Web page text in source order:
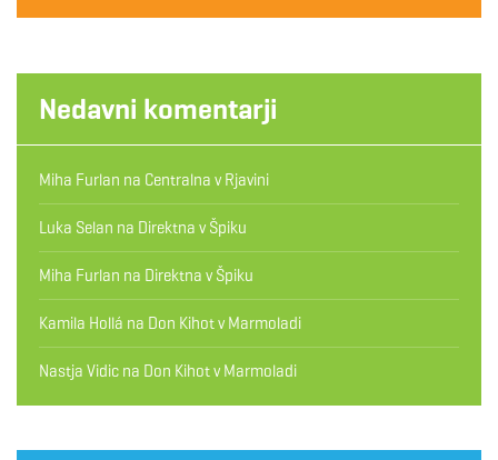
Nedavni komentarji
Miha Furlan na Centralna v Rjavini
Luka Selan na Direktna v Špiku
Miha Furlan na Direktna v Špiku
Kamila Hollá na Don Kihot v Marmoladi
Nastja Vidic na Don Kihot v Marmoladi